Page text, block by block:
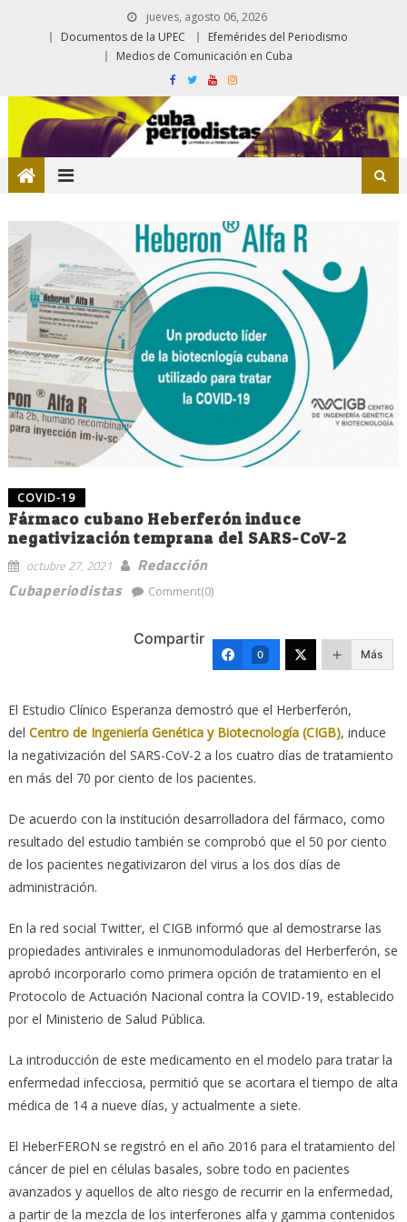
jueves, agosto 06, 2026
Documentos de la UPEC
Efemérides del Periodismo
Medios de Comunicación en Cuba
COVID-19
Fármaco cubano Heberferón induce
negativización temprana del SARS-CoV-2
octubre 27, 2021
Redacción
Cubaperiodistas
Comment(0)
Compartir
0 Más
El Estudio Clínico Esperanza demostró que el Herberferón,
del Centro de Ingeniería Genética y Biotecnología (CIGB), induce
la negativización del SARS-CoV-2 a los cuatro días de tratamiento
en más del 70 por ciento de los pacientes.
De acuerdo con la institución desarrolladora del fármaco, como
resultado del estudio también se comprobó que el 50 por ciento
de los pacientes negativizaron del virus a los dos días de
administración.
En la red social Twitter, el CIGB informó que al demostrarse las
propiedades antivirales e inmunomoduladoras del Herberferón, se
aprobó incorporarlo como primera opción de tratamiento en el
Protocolo de Actuación Nacional contra la COVID-19, establecido
por el Ministerio de Salud Pública.
La introducción de este medicamento en el modelo para tratar la
enfermedad infecciosa, permitió que se acortara el tiempo de alta
médica de 14 a nueve días, y actualmente a siete.
El HeberFERON se registró en el año 2016 para el tratamiento del
cáncer de piel en células basales, sobre todo en pacientes
avanzados y aquellos de alto riesgo de recurrir en la enfermedad,
a partir de la mezcla de los interferones alfa y gamma contenidos